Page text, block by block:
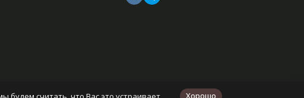
Хорошо